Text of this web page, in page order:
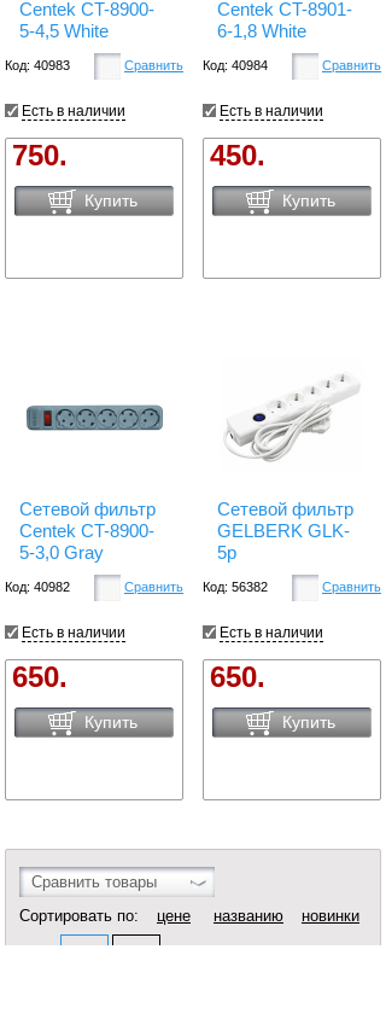
Centek CT-8900-
5-4,5 White
Код: 40983 Сравнить
Есть в наличии
750.
Купить
Centek CT-8901-
6-1,8 White
Код: 40984 Сравнить
Есть в наличии
450.
Купить
Сетевой фильтр
Centek CT-8900-
5-3,0 Gray
Код: 40982 Сравнить
Есть в наличии
650.
Купить
Сетевой фильтр
GELBERK GLK-
5p
Код: 56382 Сравнить
Есть в наличии
650.
Купить
Сравнить товары
Сортировать по:
цене названию новинки